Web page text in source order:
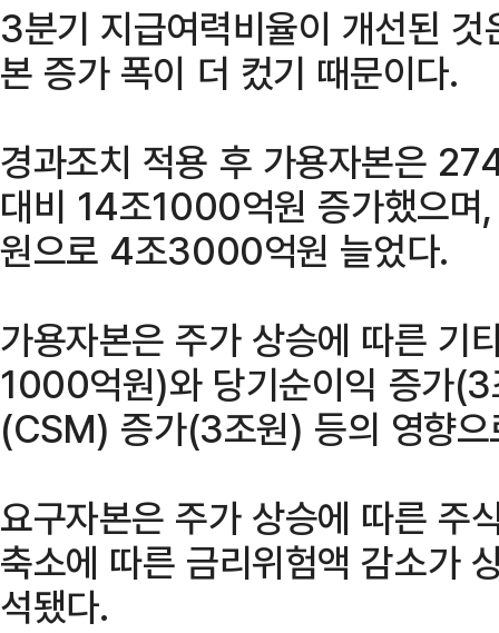
3분기 지급여력비율이 개선된
본 증가 폭이 더 컸기 때문이다.
경과조치 적용 후 가용자본은
대비 14조1000억원 증가했으
원으로 4조3000억원 늘었다.
가용자본은 주가 상승에 따른 기
1000억원)와 당기순이익 증가
(CSM) 증가(3조원) 등의 영향으
요구자본은 주가 상승에 따른 주
축소에 따른 금리위험액 감소가
석됐다.